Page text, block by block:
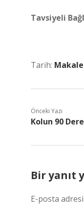
Tavsiyeli
Tarih:
Önceki Yazı
Kolun 90
Bir yanıt
E-posta